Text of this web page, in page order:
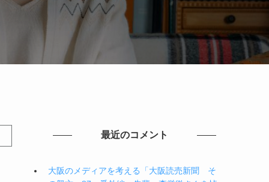
最近のコメント
大阪のメディアを考える「大阪読売新聞 そ